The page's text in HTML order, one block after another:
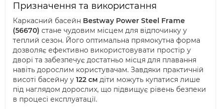
Призначення та використання
Каркасний басейн Bestway Power Steel Frame
(56670) стане чудовим місцем для відпочинку у
теплий сезон. Його оптимальна прямокутна форма
дозволяє ефективно використовувати простір у
дворі та забезпечує достатньо місця для плавання
навіть дорослим користувачам. Завдяки практичній
висоті басейну у 122 см діти можуть купатися лише
під наглядом дорослих, що підвищує рівень безпеки
в процесі експлуатації.